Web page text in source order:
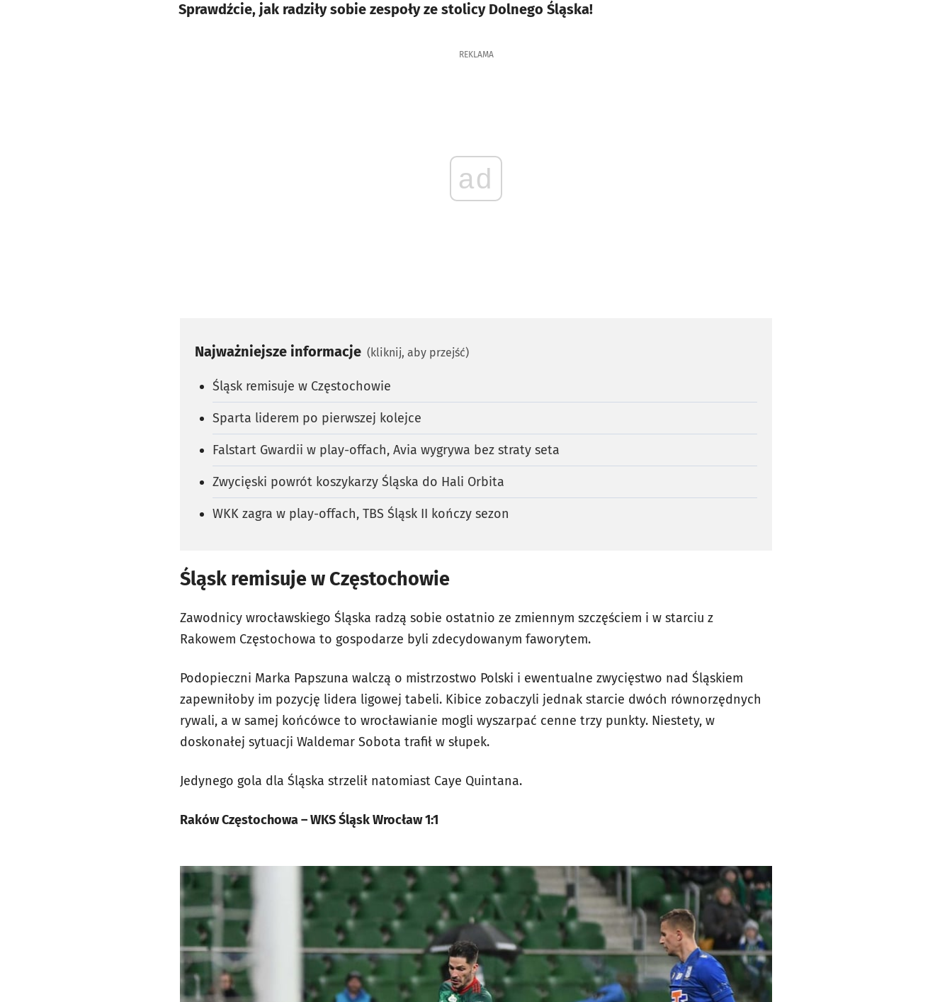
Sprawdźcie, jak radziły sobie zespoły ze stolicy Dolnego Śląska!
REKLAMA
ad
Najważniejsze informacje (kliknij, aby przejść)
Śląsk remisuje w Częstochowie
Sparta liderem po pierwszej kolejce
Falstart Gwardii w play-offach, Avia wygrywa bez straty seta
Zwycięski powrót koszykarzy Śląska do Hali Orbita
WKK zagra w play-offach, TBS Śląsk II kończy sezon
Śląsk remisuje w Częstochowie
Zawodnicy wrocławskiego Śląska radzą sobie ostatnio ze zmiennym szczęściem i w starciu z
Rakowem Częstochowa to gospodarze byli zdecydowanym faworytem.
Podopieczni Marka Papszuna walczą o mistrzostwo Polski i ewentualne zwycięstwo nad Śląskiem
zapewniłoby im pozycję lidera ligowej tabeli. Kibice zobaczyli jednak starcie dwóch równorzędnych
rywali, a w samej końcówce to wrocławianie mogli wyszarpać cenne trzy punkty. Niestety, w
doskonałej sytuacji Waldemar Sobota trafił w słupek.
Jedynego gola dla Śląska strzelił natomiast Caye Quintana.
Raków Częstochowa – WKS Śląsk Wrocław 1:1